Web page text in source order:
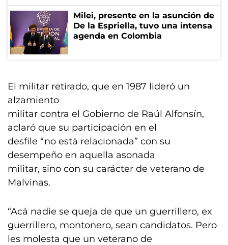
Milei, presente en la asunción de
De la Espriella, tuvo una intensa
agenda en Colombia
El militar retirado, que en 1987 lideró un
alzamiento
militar contra el Gobierno de Raúl Alfonsín,
aclaró que su participación en el
desfile “no está relacionada” con su
desempeño en aquella asonada
militar, sino con su carácter de veterano de
Malvinas.
“Acá nadie se queja de que un guerrillero, ex
guerrillero, montonero, sean candidatos. Pero
les molesta que un veterano de